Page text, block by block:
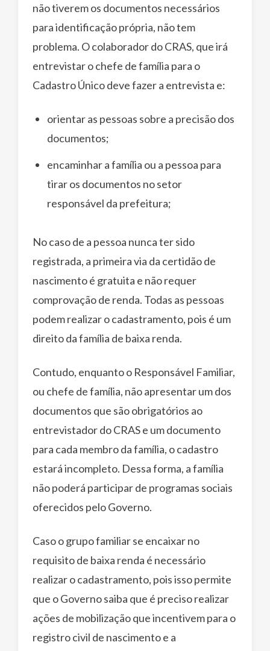
não tiverem os documentos necessários
para identificação própria, não tem
problema. O colaborador do CRAS, que irá
entrevistar o chefe de família para o
Cadastro Único deve fazer a entrevista e:
orientar as pessoas sobre a precisão dos
documentos;
encaminhar a família ou a pessoa para
tirar os documentos no setor
responsável da prefeitura;
No caso de a pessoa nunca ter sido
registrada, a primeira via da certidão de
nascimento é gratuita e não requer
comprovação de renda. Todas as pessoas
podem realizar o cadastramento, pois é um
direito da família de baixa renda.
Contudo, enquanto o Responsável Familiar,
ou chefe de família, não apresentar um dos
documentos que são obrigatórios ao
entrevistador do CRAS e um documento
para cada membro da família, o cadastro
estará incompleto. Dessa forma, a família
não poderá participar de programas sociais
oferecidos pelo Governo.
Caso o grupo familiar se encaixar no
requisito de baixa renda é necessário
realizar o cadastramento, pois isso permite
que o Governo saiba que é preciso realizar
ações de mobilização que incentivem para o
registro civil de nascimento e a